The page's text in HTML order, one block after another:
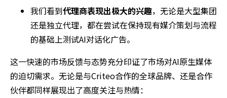
我们看到代理商表现出极大的兴趣，无论是大型集团
还是独立代理，都在尝试在保持现有媒介策划与流程
的基础上测试AI对话化广告。
这一快速的市场反馈与态势充分印证了市场对AI原生媒体
的迫切需求。无论是与Criteo合作的全球品牌、还是合作
伙伴都同样展现出了高度关注与热情：